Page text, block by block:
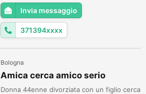
famiglia, ritornare a casa dopo il lavoro e
trovare la tua compagna, che aspetta che
esiste la persona che ci pensa ...
Invia messaggio
371394xxxx
Bologna
Amica cerca amico serio
Donna 44enne divorziata con un figlio cerca